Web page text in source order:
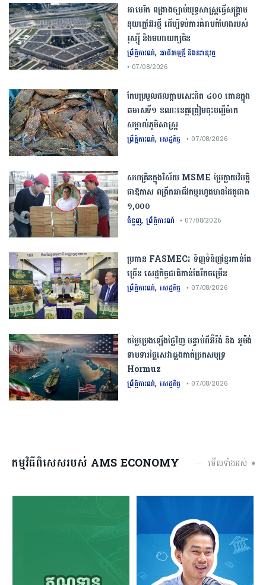
​អាមេរិក​ ពង្រាងច្បាប់​យុទ្ធសាស្ត្រ​ធ្វើ​សង្គ្រាម​
នុយក្លេអ៊ែរ​ថ្មី ដើម្បីទប់ការគំរាមកំហែងរបស់​
រុស្ស៊ី និងមហាយក្សចិន
ព្រឹត្តិការណ៍, អាជីវកម្មថ្មី និងនវានុវត្ត
• 07/08/2026
កែប​ប្រមូល​ផល​ក្តាម​សេះ​ជិត​ ​៤០០ ​តោន​ក្នុង​
ឆមាស​ទី​១​ ​ខណៈ​ខេត្ត​ត្រៀម​ចុះបញ្ជី​ម៉ាក​
សម្គាល់​ភូមិសាស្ត្រ​
ព្រឹត្តិការណ៍, សេដ្ឋកិច្ច • 07/08/2026
សហគ្រិនក្នុងវិស័យ MSME ប្រែក្លាយវិបត្តិ
ជាឱកាស ពង្រីកអាជីវកម្មរហូតមានដៃគូជាង
១,០០០
ជំនួញ,ព្រឹត្តិការណ៍ • 07/08/2026
ប្រធាន​​ ​FASMEC​៖​ ​ទិញ​ទំនិញ​ខ្មែរ​កាន់តែ​
ច្រើន​ ​សេដ្ឋកិច្ច​ជាតិ​កាន់តែ​រីកចម្រើន​
ព្រឹត្តិការណ៍, សេដ្ឋកិច្ច • 07/08/2026
តម្លៃប្រេងឡើងថ្លៃវិញ បន្ទាប់ពីអ៊ីរ៉ង់ និង អូម៉ង់
ទាមទារថ្លៃសេវាឆ្លងកាត់ច្រកសមុទ្រ
Hormuz
ព្រឹត្តិការណ៍, សេដ្ឋកិច្ច • 07/08/2026
កម្មវិធីពិសេសរបស់ AMS ECONOMY មើលទាំងអស់ ➧